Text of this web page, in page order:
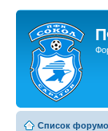
Список